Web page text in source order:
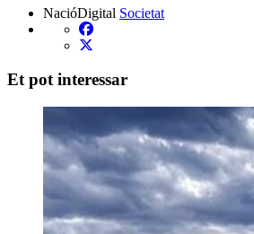
NacióDigital Societat
Et pot interessar